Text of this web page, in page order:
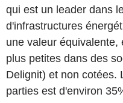
qui est un leader dans
d'infrastructures
une valeur
plus petites dans des
Delignit) et non cotées.
parties est d'environ